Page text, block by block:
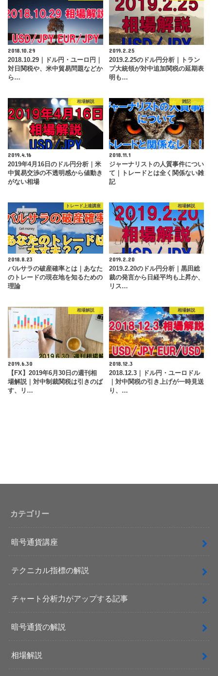
2018.10.29
2018.10.29｜ドル円・ユーロ円｜
対日関税や、米中貿易問題などか
ら…
2019.2.25
2019.2.25のドル円分析｜トラン
プ大統領が対中追加関税の延期表
明も…
相場解説
2019.4.16
2019年4月16日のドル円分析｜米
中貿易交渉の不透明感から値動き
がない相場
雑記
2018.11.1
ジャーナリストの人質事件につい
て｜トレードとは全く関係ない雑
記
トレード上達講座
2018.8.23
バルサラの破産確率とは｜あなた
のトレードの現在地を知るための
理論
相場解説
2019.2.20
2019.2.20のドル円分析｜黒田総
裁の発言から日経平均も上昇か、
リス…
相場解説
2019.6.30
【FX】2019年6月30日の週刊相
場解説｜対中制裁関税は引きのば
す、リ…
相場解説
2018.12.3
2018.12.3｜ドル円・ユーロドル
｜対中関税の引き上げが一時見送
り、…
カテゴリー
暗号通貨講座
テクニカル指標の解説
チャート分析力がアップする記事
暗号通貨の解説
相場解説